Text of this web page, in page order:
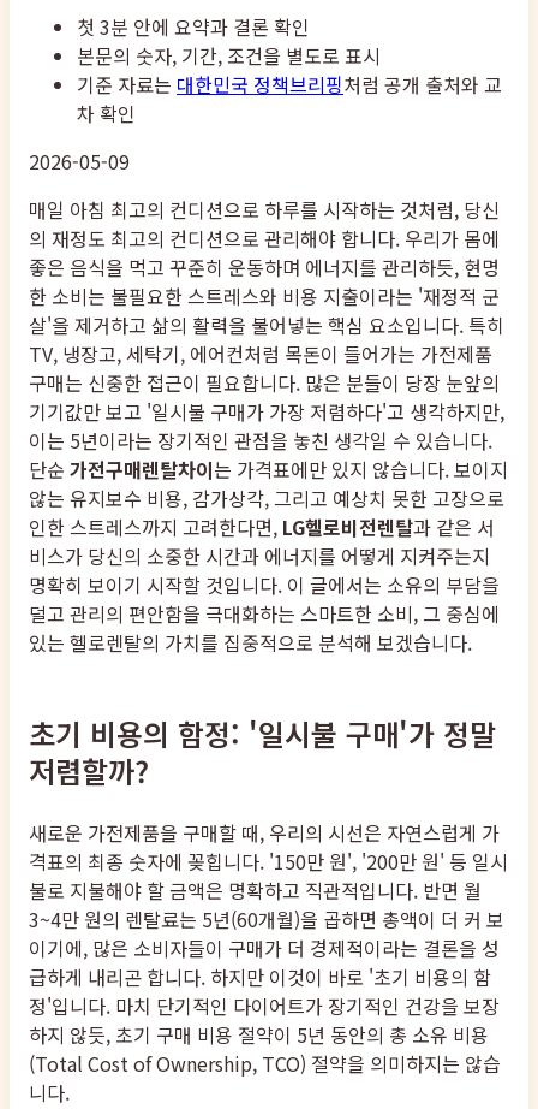
첫 3분 안에 요약과 결론 확인
본문의 숫자, 기간, 조건을 별도로 표시
기준 자료는 대한민국 정책브리핑처럼 공개 출처와 교
차 확인
2026-05-09
매일 아침 최고의 컨디션으로 하루를 시작하는 것처럼, 당신
의 재정도 최고의 컨디션으로 관리해야 합니다. 우리가 몸에
좋은 음식을 먹고 꾸준히 운동하며 에너지를 관리하듯, 현명
한 소비는 불필요한 스트레스와 비용 지출이라는 '재정적 군
살'을 제거하고 삶의 활력을 불어넣는 핵심 요소입니다. 특히
TV, 냉장고, 세탁기, 에어컨처럼 목돈이 들어가는 가전제품
구매는 신중한 접근이 필요합니다. 많은 분들이 당장 눈앞의
기기값만 보고 '일시불 구매가 가장 저렴하다'고 생각하지만,
이는 5년이라는 장기적인 관점을 놓친 생각일 수 있습니다.
단순 가전구매렌탈차이는 가격표에만 있지 않습니다. 보이지
않는 유지보수 비용, 감가상각, 그리고 예상치 못한 고장으로
인한 스트레스까지 고려한다면, LG헬로비전렌탈과 같은 서
비스가 당신의 소중한 시간과 에너지를 어떻게 지켜주는지
명확히 보이기 시작할 것입니다. 이 글에서는 소유의 부담을
덜고 관리의 편안함을 극대화하는 스마트한 소비, 그 중심에
있는 헬로렌탈의 가치를 집중적으로 분석해 보겠습니다.
초기 비용의 함정: '일시불 구매'가 정말
저렴할까?
새로운 가전제품을 구매할 때, 우리의 시선은 자연스럽게 가
격표의 최종 숫자에 꽂힙니다. '150만 원', '200만 원' 등 일시
불로 지불해야 할 금액은 명확하고 직관적입니다. 반면 월
3~4만 원의 렌탈료는 5년(60개월)을 곱하면 총액이 더 커 보
이기에, 많은 소비자들이 구매가 더 경제적이라는 결론을 성
급하게 내리곤 합니다. 하지만 이것이 바로 '초기 비용의 함
정'입니다. 마치 단기적인 다이어트가 장기적인 건강을 보장
하지 않듯, 초기 구매 비용 절약이 5년 동안의 총 소유 비용
(Total Cost of Ownership, TCO) 절약을 의미하지는 않습
니다.